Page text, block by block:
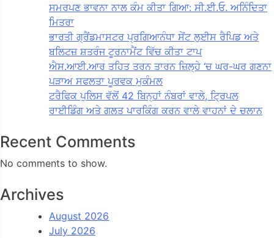
ਸਮਰਪਣ ਭਾਵਨਾ ਨਾਲ ਕੰਮ ਕੀਤਾ ਗਿਆ: ਸੀ.ਈ.ਓ. ਅਨਿੰਦਿਤਾ
ਮਿਤਰਾ
ਭਾਰਤੀ ਗ੍ਰੈਂਡਮਾਸਟਰ ਪ੍ਰਗਿਆਨੰਧਾ ਸੇਂਟ ਲੁਈਸ ਰੈਪਿਡ ਅਤੇ
ਬਲਿਟਜ਼ ਸ਼ਤਰੰਜ ਟੂਰਨਾਮੈਂਟ ਵਿੱਚ ਕੀਤਾ ਟਾਪ
ਐਸ.ਆਈ.ਆਰ ਤਹਿਤ ਤਰਨ ਤਾਰਨ ਜ਼ਿਲ੍ਹੇ ‘ਚ ਘਰ-ਘਰ ਗਣਨਾ
ਪੜਾਅ ਸਫਲਤਾ ਪੂਰਵਕ ਮੁਕੰਮਲ
ਟਰੈਫਿਕ ਪੁਲਿਸ ਵੱਲੋਂ 42 ਬਿਨ੍ਹਾਂ ਨੰਬਰਾਂ ਵਾਲੇ, ਟ੍ਰਿਪਲ
ਰਾਈਡਿੰਗ ਅਤੇ ਗਲਤ ਪਾਰਕਿੰਗ ਕਰਨ ਵਾਲੇ ਵਾਹਨਾਂ ਦੇ ਚਲਾਨ
Recent Comments
No comments to show.
Archives
August 2026
July 2026